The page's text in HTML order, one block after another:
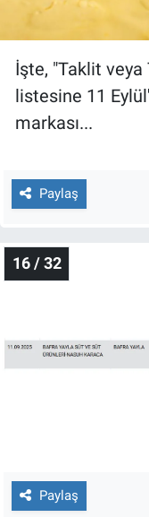
İşte, "Taklit veya
listesine 11
markası...
Paylaş
16 / 32
Paylaş